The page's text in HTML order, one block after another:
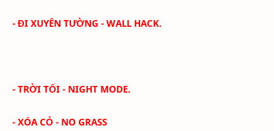
- ĐI XUYÊN TƯỜNG - WALL HACK.
- TRỜI TỐI - NIGHT MODE.
- XÓA CỎ - NO GRASS